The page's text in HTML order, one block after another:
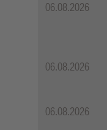
06.08.2026
06.08.2026
06.08.2026